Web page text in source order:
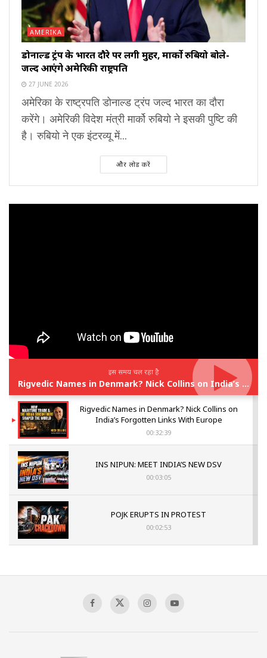
AMERIKA
डोनाल्ड ट्रंप के भारत दौरे पर लगी मुहर, मार्को रुबियो बोले-
जल्द आएंगे अमेरिकी राष्ट्रपति
27 JUNE 2026
अमेरिका के राष्ट्रपति डोनाल्ड ट्रंप जल्द भारत का दौरा
करेंगे। अमेरिकी विदेश मंत्री मार्को रुबियो ने इसकी पुष्टि की
है। रुबियो ने एक इंटरव्यू में...
और लोड करें
इस समय चल रहा है
Rigvedic Names in Denmark? Nick Collins on India’s Forgotten Links With Europe
Rigvedic Names in Denmark? Nick Collins on
India’s Forgotten Links With Europe
00:32:39
INS NIPUN: MEET INDIA’S NEW DSV
00:03:05
POJK ERUPTS IN PROTEST
00:02:53
Sagar